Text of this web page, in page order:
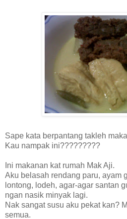
Sape kata berpantang takleh
Kau nampak ini?????????
Ini makanan kat rumah Mak Aji.
Aku belasah rendang paru, ayam
lontong, lodeh, agar-agar santan
ngan nasik minyak lagi.
Nak sangat susu aku pekat kan?
semua.